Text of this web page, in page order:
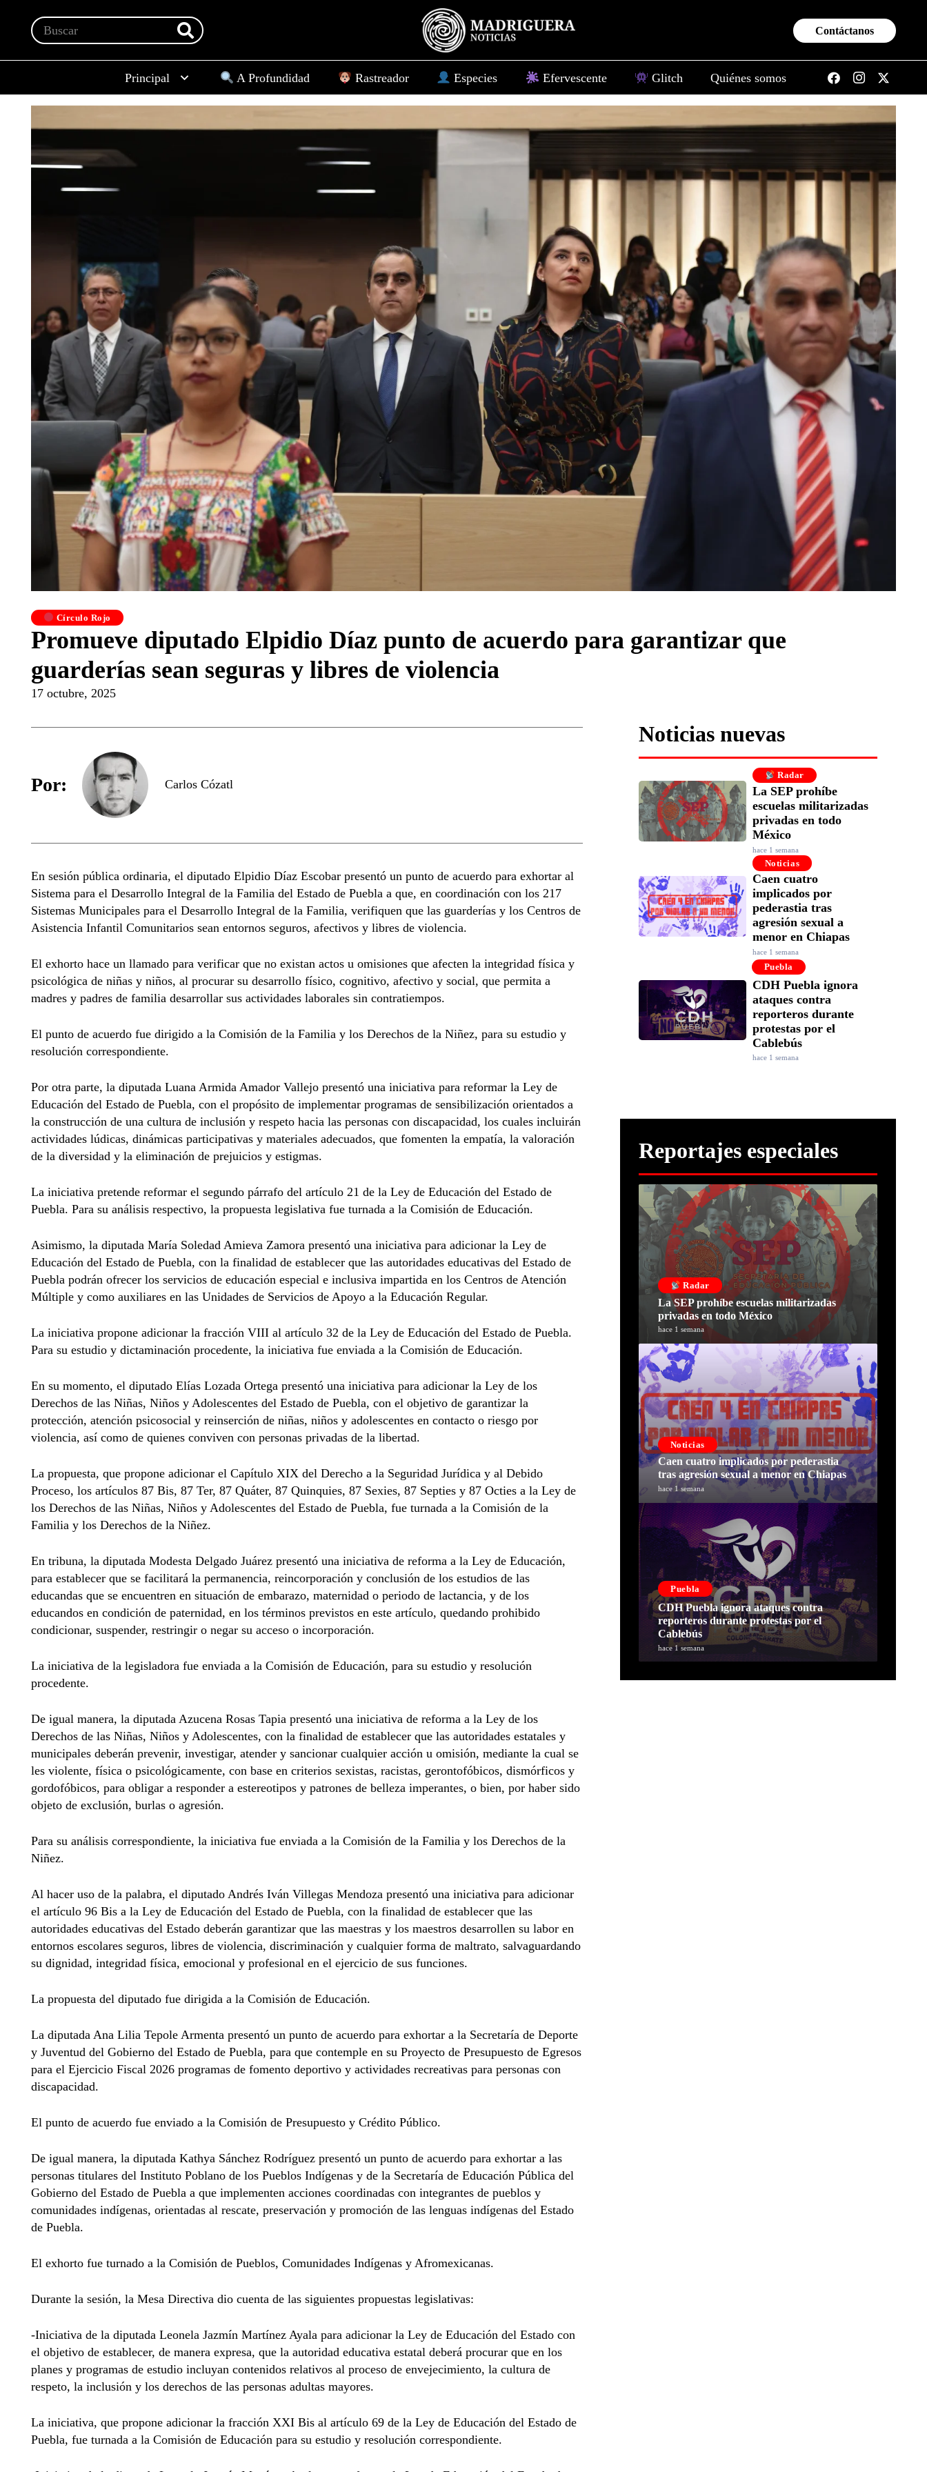
Contáctanos
Principal A Profundidad Rastreador Especies Efervescente Glitch Quiénes somos
Círculo Rojo
Promueve diputado Elpidio Díaz punto de acuerdo para garantizar que
guarderías sean seguras y libres de violencia
17 octubre, 2025
Por: Carlos Cózatl
En sesión pública ordinaria, el diputado Elpidio Díaz Escobar presentó un punto de acuerdo para exhortar al
Sistema para el Desarrollo Integral de la Familia del Estado de Puebla a que, en coordinación con los 217
Sistemas Municipales para el Desarrollo Integral de la Familia, verifiquen que las guarderías y los Centros de
Asistencia Infantil Comunitarios sean entornos seguros, afectivos y libres de violencia.
El exhorto hace un llamado para verificar que no existan actos u omisiones que afecten la integridad física y
psicológica de niñas y niños, al procurar su desarrollo físico, cognitivo, afectivo y social, que permita a
madres y padres de familia desarrollar sus actividades laborales sin contratiempos.
El punto de acuerdo fue dirigido a la Comisión de la Familia y los Derechos de la Niñez, para su estudio y
resolución correspondiente.
Por otra parte, la diputada Luana Armida Amador Vallejo presentó una iniciativa para reformar la Ley de
Educación del Estado de Puebla, con el propósito de implementar programas de sensibilización orientados a
la construcción de una cultura de inclusión y respeto hacia las personas con discapacidad, los cuales incluirán
actividades lúdicas, dinámicas participativas y materiales adecuados, que fomenten la empatía, la valoración
de la diversidad y la eliminación de prejuicios y estigmas.
La iniciativa pretende reformar el segundo párrafo del artículo 21 de la Ley de Educación del Estado de
Puebla. Para su análisis respectivo, la propuesta legislativa fue turnada a la Comisión de Educación.
Asimismo, la diputada María Soledad Amieva Zamora presentó una iniciativa para adicionar la Ley de
Educación del Estado de Puebla, con la finalidad de establecer que las autoridades educativas del Estado de
Puebla podrán ofrecer los servicios de educación especial e inclusiva impartida en los Centros de Atención
Múltiple y como auxiliares en las Unidades de Servicios de Apoyo a la Educación Regular.
La iniciativa propone adicionar la fracción VIII al artículo 32 de la Ley de Educación del Estado de Puebla.
Para su estudio y dictaminación procedente, la iniciativa fue enviada a la Comisión de Educación.
En su momento, el diputado Elías Lozada Ortega presentó una iniciativa para adicionar la Ley de los
Derechos de las Niñas, Niños y Adolescentes del Estado de Puebla, con el objetivo de garantizar la
protección, atención psicosocial y reinserción de niñas, niños y adolescentes en contacto o riesgo por
violencia, así como de quienes conviven con personas privadas de la libertad.
La propuesta, que propone adicionar el Capítulo XIX del Derecho a la Seguridad Jurídica y al Debido
Proceso, los artículos 87 Bis, 87 Ter, 87 Quáter, 87 Quinquies, 87 Sexies, 87 Septies y 87 Octies a la Ley de
los Derechos de las Niñas, Niños y Adolescentes del Estado de Puebla, fue turnada a la Comisión de la
Familia y los Derechos de la Niñez.
En tribuna, la diputada Modesta Delgado Juárez presentó una iniciativa de reforma a la Ley de Educación,
para establecer que se facilitará la permanencia, reincorporación y conclusión de los estudios de las
educandas que se encuentren en situación de embarazo, maternidad o periodo de lactancia, y de los
educandos en condición de paternidad, en los términos previstos en este artículo, quedando prohibido
condicionar, suspender, restringir o negar su acceso o incorporación.
La iniciativa de la legisladora fue enviada a la Comisión de Educación, para su estudio y resolución
procedente.
De igual manera, la diputada Azucena Rosas Tapia presentó una iniciativa de reforma a la Ley de los
Derechos de las Niñas, Niños y Adolescentes, con la finalidad de establecer que las autoridades estatales y
municipales deberán prevenir, investigar, atender y sancionar cualquier acción u omisión, mediante la cual se
les violente, física o psicológicamente, con base en criterios sexistas, racistas, gerontofóbicos, dismórficos y
gordofóbicos, para obligar a responder a estereotipos y patrones de belleza imperantes, o bien, por haber sido
objeto de exclusión, burlas o agresión.
Para su análisis correspondiente, la iniciativa fue enviada a la Comisión de la Familia y los Derechos de la
Niñez.
Al hacer uso de la palabra, el diputado Andrés Iván Villegas Mendoza presentó una iniciativa para adicionar
el artículo 96 Bis a la Ley de Educación del Estado de Puebla, con la finalidad de establecer que las
autoridades educativas del Estado deberán garantizar que las maestras y los maestros desarrollen su labor en
entornos escolares seguros, libres de violencia, discriminación y cualquier forma de maltrato, salvaguardando
su dignidad, integridad física, emocional y profesional en el ejercicio de sus funciones.
La propuesta del diputado fue dirigida a la Comisión de Educación.
La diputada Ana Lilia Tepole Armenta presentó un punto de acuerdo para exhortar a la Secretaría de Deporte
y Juventud del Gobierno del Estado de Puebla, para que contemple en su Proyecto de Presupuesto de Egresos
para el Ejercicio Fiscal 2026 programas de fomento deportivo y actividades recreativas para personas con
discapacidad.
El punto de acuerdo fue enviado a la Comisión de Presupuesto y Crédito Público.
De igual manera, la diputada Kathya Sánchez Rodríguez presentó un punto de acuerdo para exhortar a las
personas titulares del Instituto Poblano de los Pueblos Indígenas y de la Secretaría de Educación Pública del
Gobierno del Estado de Puebla a que implementen acciones coordinadas con integrantes de pueblos y
comunidades indígenas, orientadas al rescate, preservación y promoción de las lenguas indígenas del Estado
de Puebla.
El exhorto fue turnado a la Comisión de Pueblos, Comunidades Indígenas y Afromexicanas.
Durante la sesión, la Mesa Directiva dio cuenta de las siguientes propuestas legislativas:
-Iniciativa de la diputada Leonela Jazmín Martínez Ayala para adicionar la Ley de Educación del Estado con
el objetivo de establecer, de manera expresa, que la autoridad educativa estatal deberá procurar que en los
planes y programas de estudio incluyan contenidos relativos al proceso de envejecimiento, la cultura de
respeto, la inclusión y los derechos de las personas adultas mayores.
La iniciativa, que propone adicionar la fracción XXI Bis al artículo 69 de la Ley de Educación del Estado de
Puebla, fue turnada a la Comisión de Educación para su estudio y resolución correspondiente.
Noticias nuevas
Radar
La SEP prohíbe
escuelas militarizadas
privadas en todo
México
hace 1 semana
Noticias
Caen cuatro
implicados por
pederastia tras
agresión sexual a
menor en Chiapas
hace 1 semana
Puebla
CDH Puebla ignora
ataques contra
reporteros durante
protestas por el
Cablebús
hace 1 semana
Reportajes especiales
Radar
La SEP prohíbe escuelas militarizadas
privadas en todo México
hace 1 semana
Noticias
Caen cuatro implicados por pederastia
tras agresión sexual a menor en Chiapas
hace 1 semana
Puebla
CDH Puebla ignora ataques contra
reporteros durante protestas por el
Cablebús
hace 1 semana